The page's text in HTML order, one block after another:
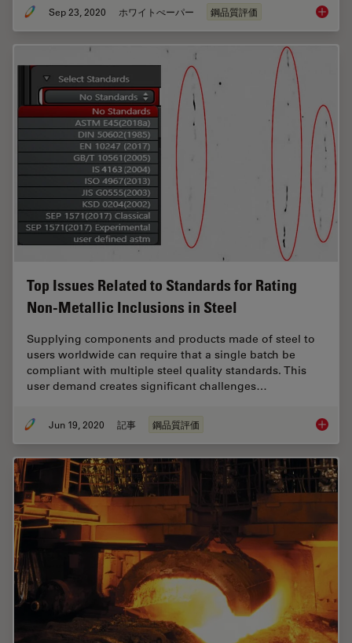
Sep 23, 2020 ホワイトぺーパー 鋼品質評価
Top Issues Related to Standards for Rating
Non-Metallic Inclusions in Steel
Supplying components and products made of steel to
users worldwide can require that a single batch be
compliant with multiple steel quality standards. This
user demand creates significant challenges…
Jun 19, 2020 記事 鋼品質評価 Top